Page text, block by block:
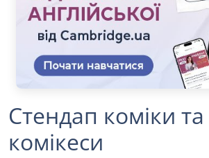
Стендап коміки та
комікеси